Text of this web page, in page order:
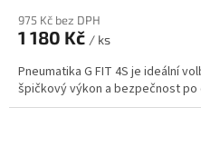
975 Kč bez DPH
1 180 Kč / ks
Pneumatika G FIT 4S je ideální
špičkový výkon a bezpečnost po